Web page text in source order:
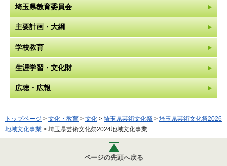
埼玉県教育委員会
主要計画・大綱
学校教育
生涯学習・文化財
広聴・広報
トップページ > 文化・教育 > 文化 > 埼玉県芸術文化祭 > 埼玉県芸術文化祭2026
地域文化事業 > 埼玉県芸術文化祭2024地域文化事業
ページの先頭へ戻る